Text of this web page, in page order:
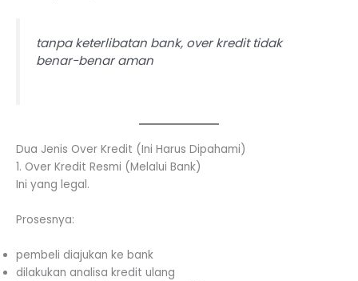
tanpa keterlibatan bank, over kredit tidak
benar-benar aman
Dua Jenis Over Kredit (Ini Harus Dipahami)
1. Over Kredit Resmi (Melalui Bank)
Ini yang legal.
Prosesnya:
pembeli diajukan ke bank
dilakukan analisa kredit ulang